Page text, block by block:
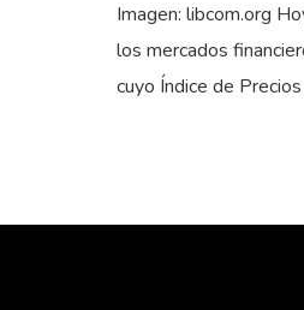
Imagen: libcom.org
los mercados
cuyo Índice de